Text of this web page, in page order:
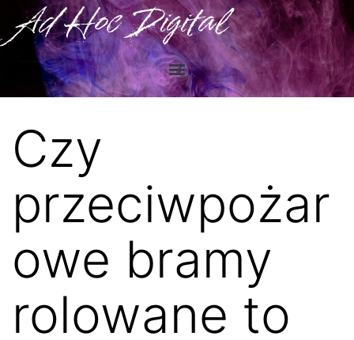
Ad Hoc Digital
Czy
przeciwpożar
owe bramy
rolowane to